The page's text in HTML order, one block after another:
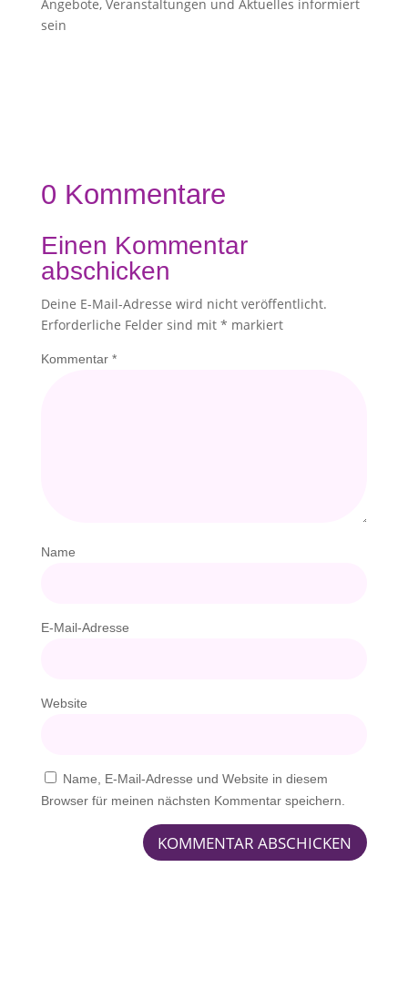
Angebote, Veranstaltungen und Aktuelles informiert
sein
0 Kommentare
Einen Kommentar
abschicken
Deine E-Mail-Adresse wird nicht veröffentlicht.
Erforderliche Felder sind mit * markiert
Kommentar *
Name
E-Mail-Adresse
Website
Name, E-Mail-Adresse und Website in diesem
Browser für meinen nächsten Kommentar speichern.
KOMMENTAR ABSCHICKEN